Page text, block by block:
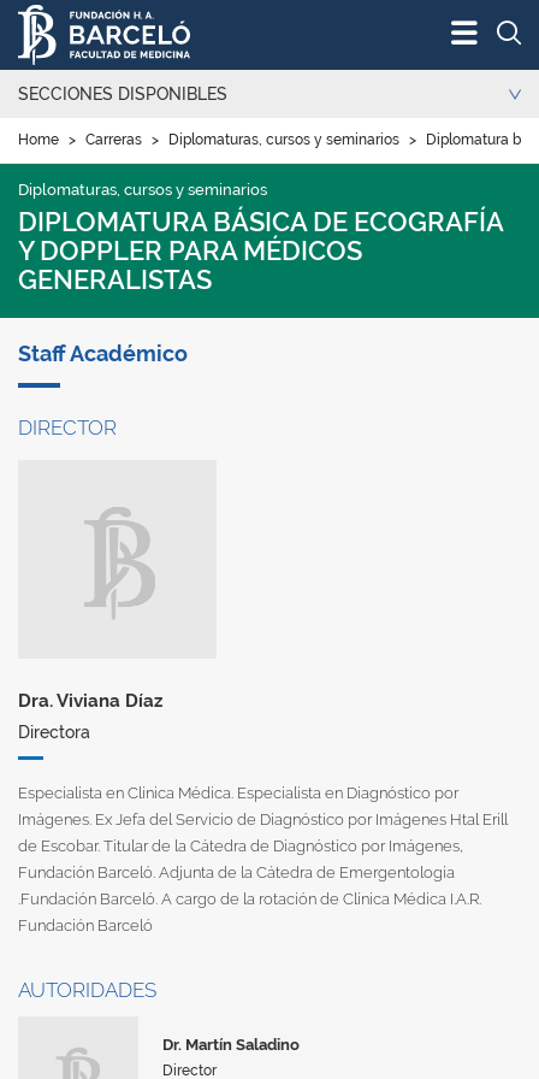
SECCIONES DISPONIBLES
Home > Carreras > Diplomaturas, cursos y seminarios > Diplomatura
Diplomaturas, cursos y seminarios
DIPLOMATURA BÁSICA DE ECOGRAFÍA
Y DOPPLER PARA MÉDICOS
GENERALISTAS
Staff Académico
DIRECTOR
Dra. Viviana Díaz
Directora
Especialista en Clínica Médica. Especialista en Diagnóstico por
Imágenes. Ex Jefa del Servicio de Diagnóstico por Imágenes Htal Erill
de Escobar. Titular de la Cátedra de Diagnóstico por Imágenes,
Fundación Barceló. Adjunta de la Cátedra de Emergentología
.Fundación Barceló. A cargo de la rotación de Clínica Médica I.A.R.
Fundación Barceló
AUTORIDADES
Dr. Martín Saladino
Director